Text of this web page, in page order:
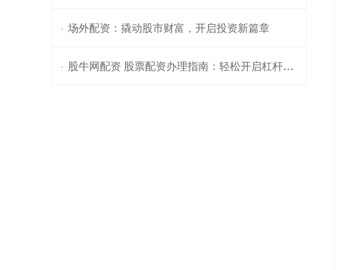
· 场外配资：撬动股市财富，开启投资新篇章
· 股牛网配资 股票配资办理指南：轻松开启杠杆投资